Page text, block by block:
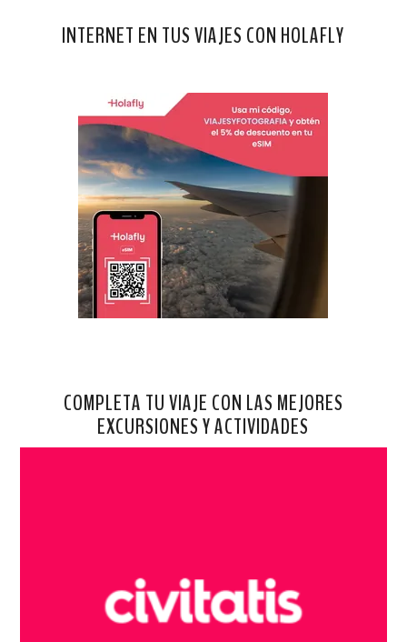
INTERNET EN TUS VIAJES CON HOLAFLY
COMPLETA TU VIAJE CON LAS MEJORES
EXCURSIONES Y ACTIVIDADES